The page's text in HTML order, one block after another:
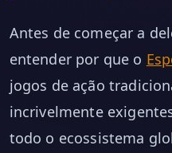
Antes de começar a
entender por que o
jogos de ação
incrivelmente
todo o ecossistema